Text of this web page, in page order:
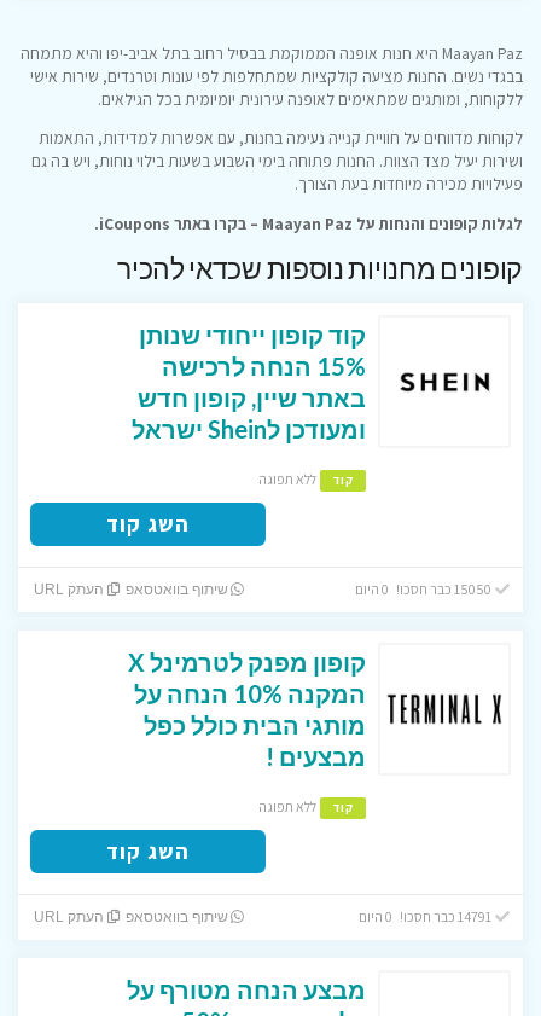
Maayan Paz היא חנות אופנה הממוקמת בבסיל רחוב בתל אביב-יפו והיא מתמחה
בבגדי נשים. החנות מציעה קולקציות שמתחלפות לפי עונות וטרנדים, שירות אישי
ללקוחות, ומותגים שמתאימים לאופנה עירונית יומיומית בכל הגילאים.
לקוחות מדווחים על חוויית קנייה נעימה בחנות, עם אפשרות למדידות, התאמות
ושירות יעיל מצד הצוות. החנות פתוחה בימי השבוע בשעות בילוי נוחות, ויש בה גם
פעילויות מכירה מיוחדות בעת הצורך.
לגלות קופונים והנחות על Maayan Paz – בקרו באתר iCoupons.
קופונים מחנויות נוספות שכדאי להכיר
קוד קופון ייחודי שנותן
15% הנחה לרכישה
באתר שיין, קופון חדש
ומעודכן לShein ישראל
קוד ללא תפוגה
השג קוד
שיתוף בוואטסאפ העתק URL
קופון מפנק לטרמינל X
המקנה 10% הנחה על
מותגי הבית כולל כפל
מבצעים !
קוד ללא תפוגה
השג קוד
14791 כבר חסכו! 0 היום שיתוף בוואטסאפ העתק URL
מבצע הנחה מטורף על